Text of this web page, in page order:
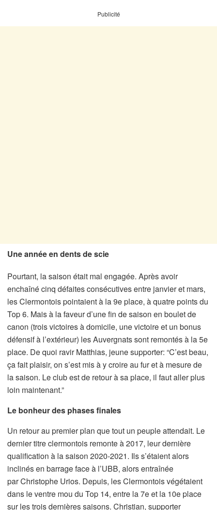
Publicité
Une année en dents de scie
Pourtant, la saison était mal engagée. Après avoir
enchaîné cinq défaites consécutives entre janvier et mars,
les Clermontois pointaient à la 9e place, à quatre points du
Top 6. Mais à la faveur d’une fin de saison en boulet de
canon (trois victoires à domicile, une victoire et un bonus
défensif à l’extérieur) les Auvergnats sont remontés à la 5e
place. De quoi ravir Matthias, jeune supporter: “C’est beau,
ça fait plaisir, on s’est mis à y croire au fur et à mesure de
la saison. Le club est de retour à sa place, il faut aller plus
loin maintenant.”
Le bonheur des phases finales
Un retour au premier plan que tout un peuple attendait. Le
dernier titre clermontois remonte à 2017, leur dernière
qualification à la saison 2020-2021. Ils s’étaient alors
inclinés en barrage face à l’UBB, alors entraînée
par Christophe Urios. Depuis, les Clermontois végétaient
dans le ventre mou du Top 14, entre la 7e et la 10e place
sur les trois dernières saisons. Christian, supporter